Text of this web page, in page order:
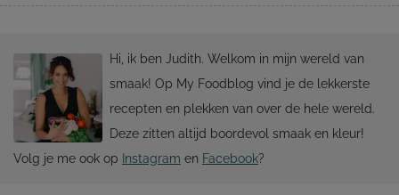
Hi, ik ben Judith. Welkom in mijn wereld van
smaak! Op My Foodblog vind je de lekkerste
recepten en plekken van over de hele wereld.
Deze zitten altijd boordevol smaak en kleur!
Volg je me ook op Instagram en Facebook?